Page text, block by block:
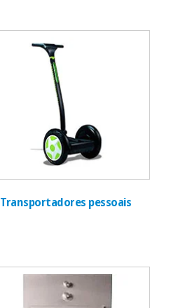
Transportadores pessoais